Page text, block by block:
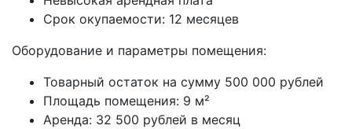
Срок окупаемости: 12 месяцев
Оборудование и параметры помещения:
Товарный остаток на сумму 500 000 рублей
Площадь помещения: 9 м²
Аренда: 32 500 рублей в месяц